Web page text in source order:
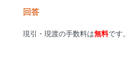
回答
現引・現渡の手数料は無料です。